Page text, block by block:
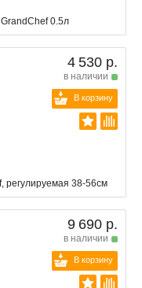
0.5л
4 530 р.
в наличии
В корзину
регулируемая 38-56см
9 690 р.
в наличии
В корзину